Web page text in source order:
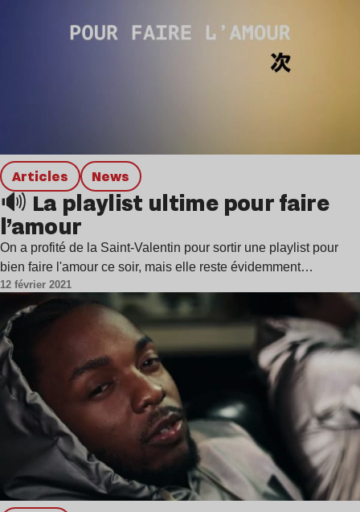
Articles news
🔊 La playlist ultime pour faire
l’amour
On a profité de la Saint-Valentin pour sortir une playlist pour
bien faire l'amour ce soir, mais elle reste évidemment…
12 février 2021